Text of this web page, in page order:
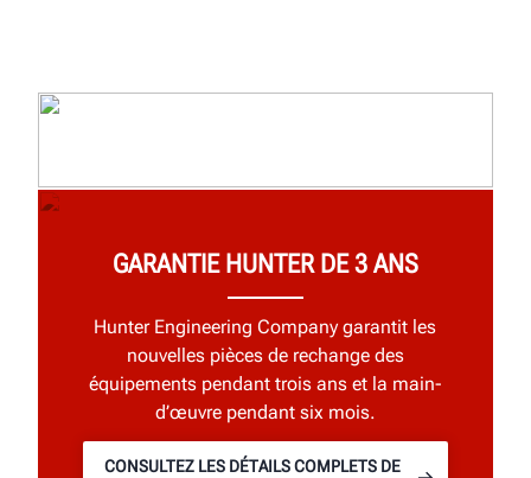
GARANTIE HUNTER DE 3 ANS
Hunter Engineering Company garantit les
nouvelles pièces de rechange des
équipements pendant trois ans et la main-
d’œuvre pendant six mois.
CONSULTEZ LES DÉTAILS COMPLETS DE